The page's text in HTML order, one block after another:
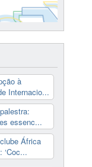
à
Internacio...
essenc...
África
‘Coc...